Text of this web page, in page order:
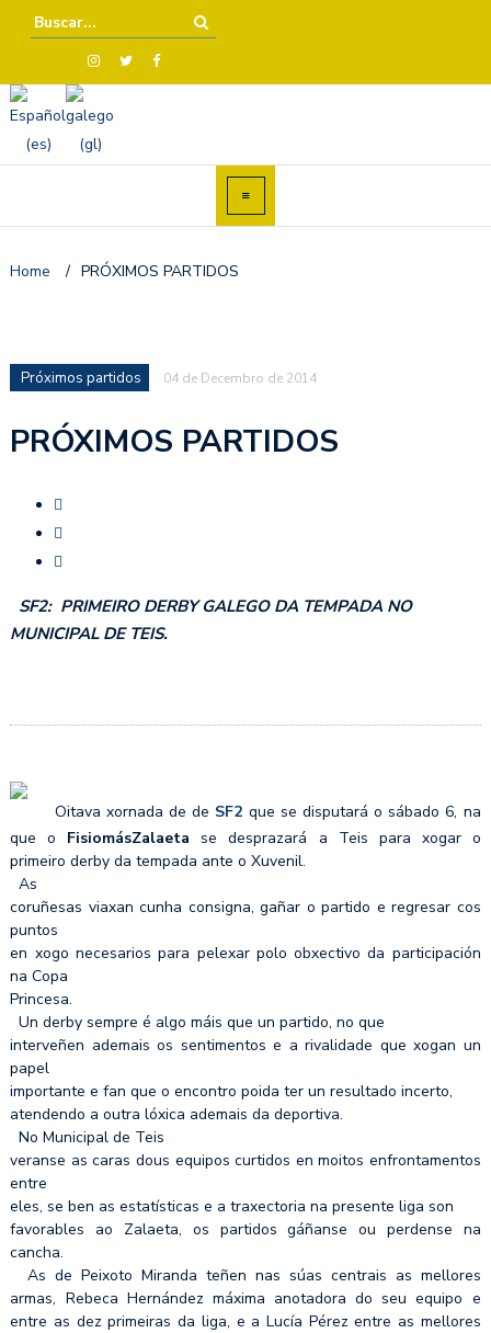
Home / PRÓXIMOS PARTIDOS
Próximos partidos 04 de Decembro de 2014
PRÓXIMOS PARTIDOS
SF2: PRIMEIRO DERBY GALEGO DA TEMPADA NO
MUNICIPAL DE TEIS.
Oitava xornada de de SF2 que se disputará o sábado 6, na
que o FisiomásZalaeta se desprazará a Teis para xogar o
primeiro derby da tempada ante o Xuvenil.
As
coruñesas viaxan cunha consigna, gañar o partido e regresar cos
puntos
en xogo necesarios para pelexar polo obxectivo da participación
na Copa
Princesa.
Un derby sempre é algo máis que un partido, no que
interveñen ademais os sentimentos e a rivalidade que xogan un
papel
importante e fan que o encontro poida ter un resultado incerto,
atendendo a outra lóxica ademais da deportiva.
No Municipal de Teis
veranse as caras dous equipos curtidos en moitos enfrontamentos
entre
eles, se ben as estatísticas e a traxectoria na presente liga son
favorables ao Zalaeta, os partidos gáñanse ou perdense na
cancha.
As de Peixoto Miranda teñen nas súas centrais as mellores
armas, Rebeca Hernández máxima anotadora do seu equipo e
entre as dez primeiras da liga, e a Lucía Pérez entre as mellores